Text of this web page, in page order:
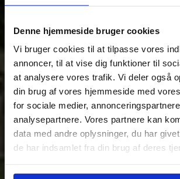
Denne hjemmeside bruger cookies
Vi bruger cookies til at tilpasse vores
annoncer, til at vise dig funktioner til
at analysere vores trafik. Vi deler også
din brug af vores hjemmeside med
for sociale medier,
analysepartnere. Vores partnere kan
data med andre oplysninger, du har
de har indsamlet fra din brug af deres